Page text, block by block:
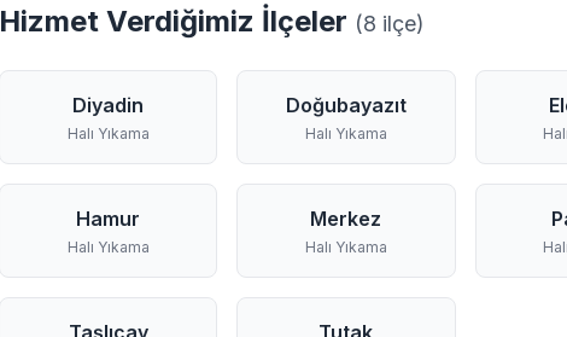
Hizmet Verdiğimiz İlçeler (8 ilçe)
Diyadin
Halı Yıkama
Doğubayazıt
Halı Yıkama
Hamur
Halı Yıkama
Merkez
Halı Yıkama
Taşlıçay Tutak